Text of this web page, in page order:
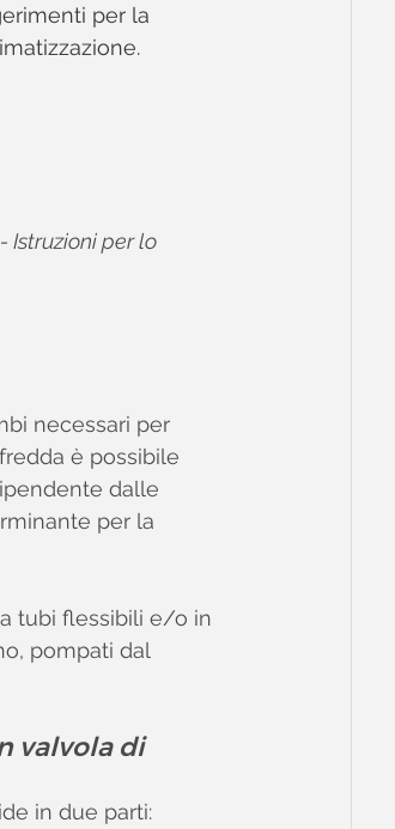
per la
Istruzioni per lo
necessari per
è possibile
dalle
per la
tubi flessibili e/o in
pompati dal
valvola di
in due parti: